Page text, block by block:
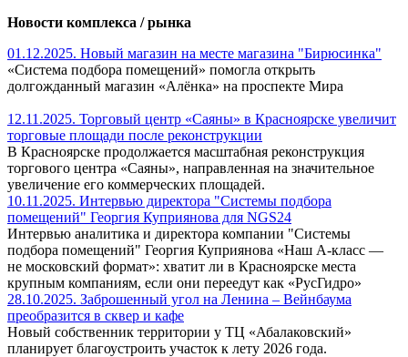
Новости комплекса / рынка
01.12.2025. Новый магазин на месте магазина "Бирюсинка"
«Система подбора помещений» помогла открыть
долгожданный магазин «Алёнка» на проспекте Мира
12.11.2025. Торговый центр «Саяны» в Красноярске увеличит
торговые площади после реконструкции
В Красноярске продолжается масштабная реконструкция
торгового центра «Саяны», направленная на значительное
увеличение его коммерческих площадей.
10.11.2025. Интервью директора "Системы подбора
помещений" Георгия Куприянова для NGS24
Интервью аналитика и директора компании "Системы
подбора помещений" Георгия Куприянова «Наш A-класс —
не московский формат»: хватит ли в Красноярске места
крупным компаниям, если они переедут как «РусГидро»
28.10.2025. Заброшенный угол на Ленина – Вейнбаума
преобразится в сквер и кафе
Новый собственник территории у ТЦ «Абалаковский»
планирует благоустроить участок к лету 2026 года.